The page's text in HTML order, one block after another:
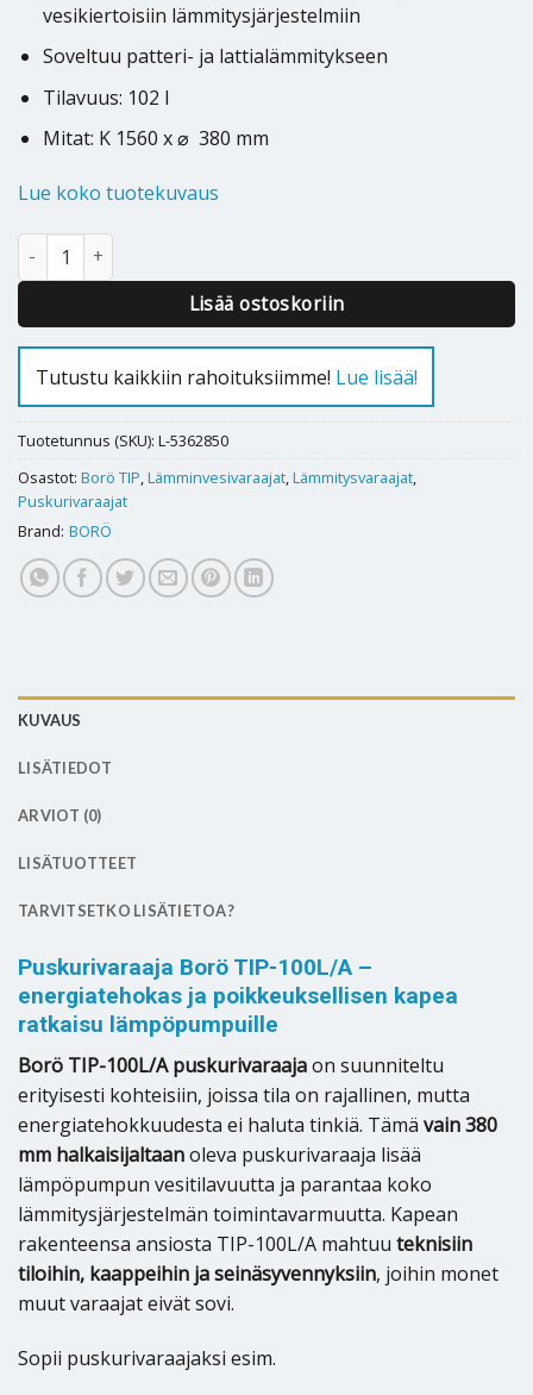
vesikiertoisiin lämmitysjärjestelmiin
Soveltuu patteri- ja lattialämmitykseen
Tilavuus: 102 l
Mitat: K 1560 x⌀ 380 mm
Lue koko tuotekuvaus
Puskurivaraaja Borö TIP-100L/A määrä
Lisää ostoskoriin
Tutustu kaikkiin rahoituksiimme! Lue lisää!
Tuotetunnus (SKU): L-5362850
Osastot: Borö TIP,Lämminvesivaraajat,Lämmitysvaraajat,
Puskurivaraajat
Brand: BORÖ
KUVAUS
LISÄTIEDOT
ARVIOT (0)
LISÄTUOTTEET
TARVITSETKO LISÄTIETOA?
Puskurivaraaja Borö TIP-100L/A –
energiatehokas ja poikkeuksellisen kapea
ratkaisu lämpöpumpuille
Borö TIP-100L/A puskurivaraajaon suunniteltu
erityisesti kohteisiin, joissa tila on rajallinen, mutta
energiatehokkuudesta ei haluta tinkiä. Tämä vain 380
mm halkaisijaltaanoleva puskurivaraaja lisää
lämpöpumpun vesitilavuutta ja parantaa koko
lämmitysjärjestelmän toimintavarmuutta. Kapean
rakenteensa ansiosta TIP-100L/A mahtuu teknisiin
tiloihin, kaappeihin ja seinäsyvennyksiin, joihin monet
muut varaajat eivät sovi.
Sopii puskurivaraajaksi esim.